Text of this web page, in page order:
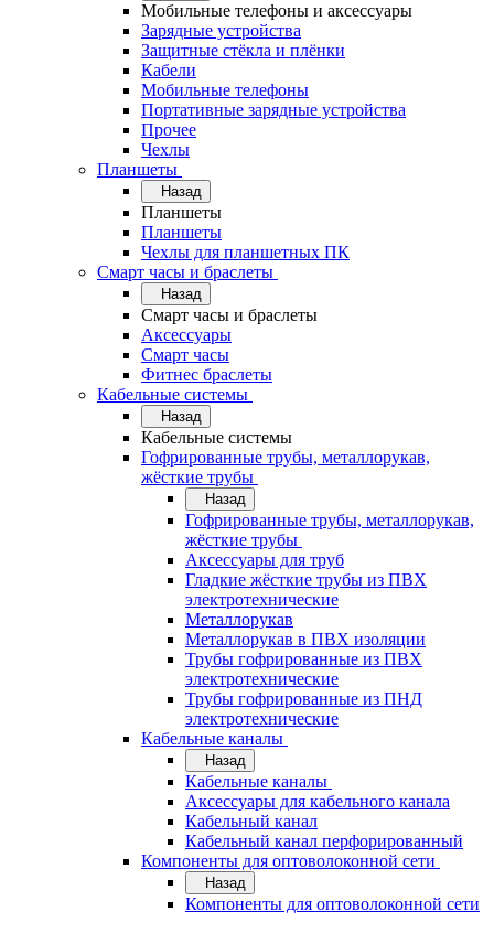
Мобильные телефоны и аксессуары
Зарядные устройства
Защитные стёкла и плёнки
Кабели
Мобильные телефоны
Портативные зарядные устройства
Прочее
Чехлы
Планшеты
Назад
Планшеты
Планшеты
Чехлы для планшетных ПК
Смарт часы и браслеты
Назад
Смарт часы и браслеты
Аксессуары
Смарт часы
Фитнес браслеты
Кабельные системы
Назад
Кабельные системы
Гофрированные трубы, металлорукав,
жёсткие трубы
Назад
Гофрированные трубы, металлорукав,
жёсткие трубы
Аксессуары для труб
Гладкие жёсткие трубы из ПВХ
электротехнические
Металлорукав
Металлорукав в ПВХ изоляции
Трубы гофрированные из ПВХ
электротехнические
Трубы гофрированные из ПНД
электротехнические
Кабельные каналы
Назад
Кабельные каналы
Аксессуары для кабельного канала
Кабельный канал
Кабельный канал перфорированный
Компоненты для оптоволоконной сети
Назад
Компоненты для оптоволоконной сети